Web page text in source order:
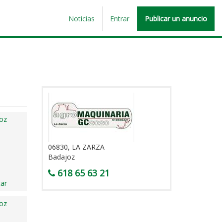
Noticias
Entrar Publicar un anuncio
06830, LA ZARZA
Badajoz
618 65 63 21